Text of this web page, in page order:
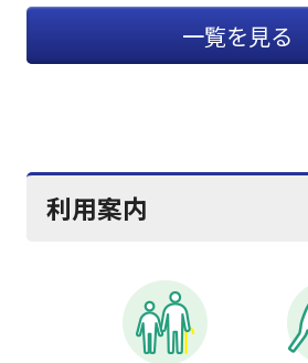
一覧を見る
利用案内